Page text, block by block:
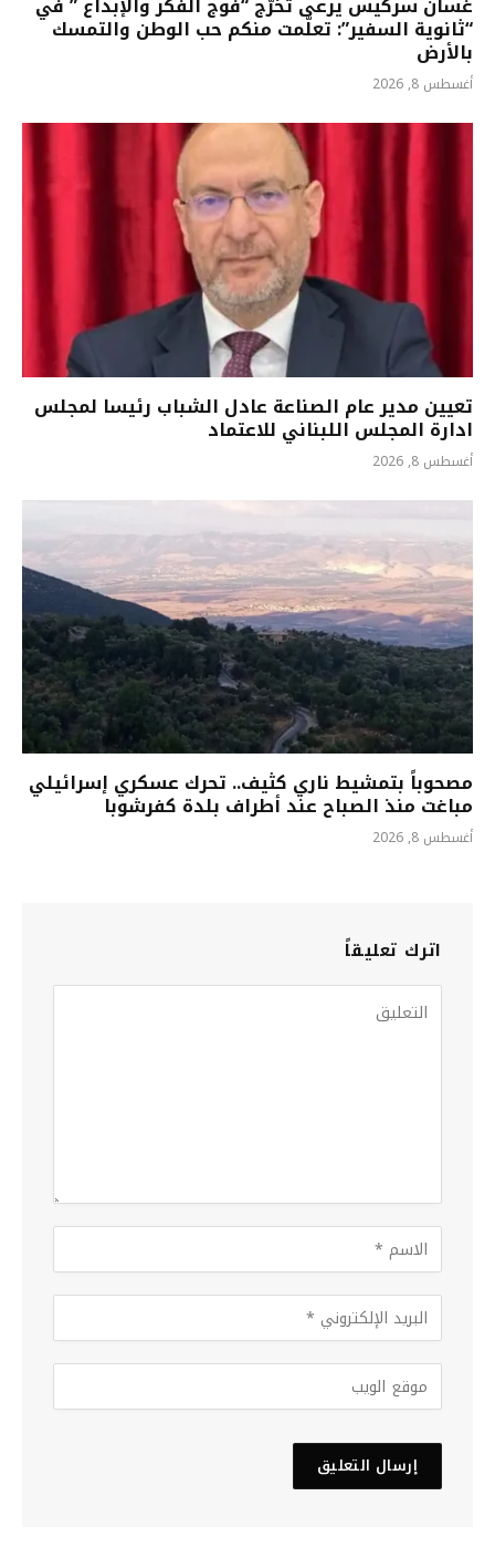
“ثانوية السفير”: تعلّمت منكم حب الوطن والتمسك
بالأرض
أغسطس 8, 2026
تعيين مدير عام الصناعة عادل الشباب رئيسا لمجلس
ادارة المجلس اللبناني للاعتماد
أغسطس 8, 2026
مصحوباً بتمشيط ناري كثيف.. تحرك عسكري إسرائيلي
مباغت منذ الصباح عند أطراف بلدة كفرشوبا
أغسطس 8, 2026
اترك تعليقاً